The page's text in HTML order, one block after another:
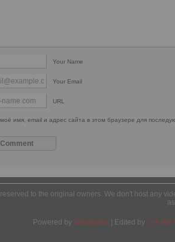
Your Name
Your Email
URL
имя, email и адрес сайта в этом браузере для
to the original owners. We don't host any
Powered by Wordpress | Edited by Yes We